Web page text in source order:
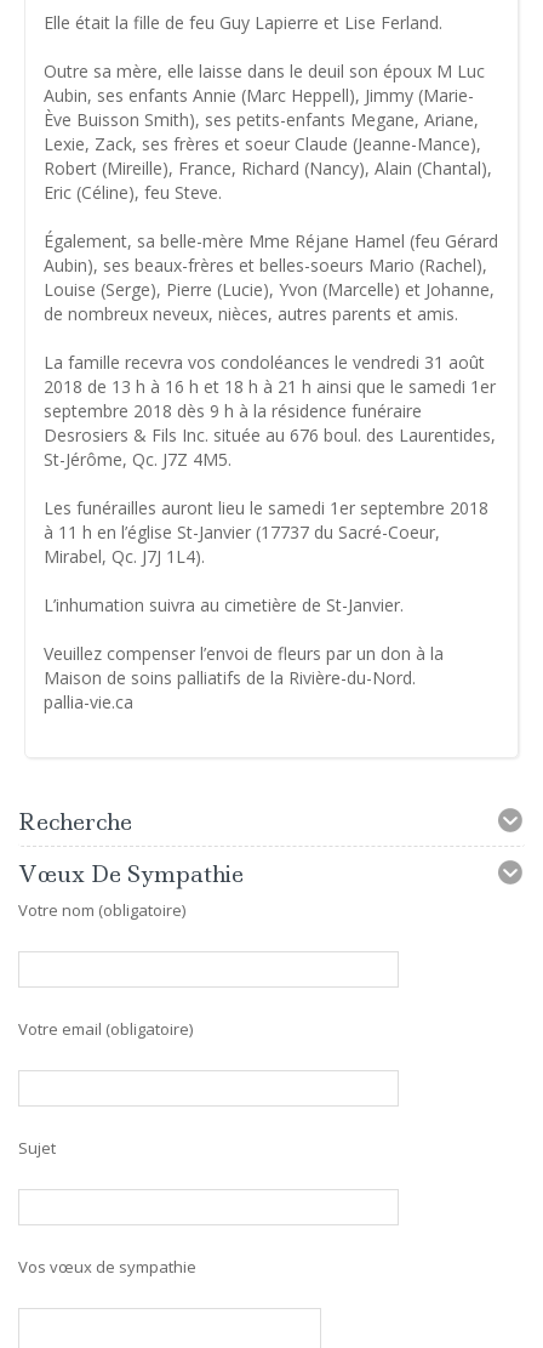
Elle était la fille de feu Guy Lapierre et Lise Ferland.
Outre sa mère, elle laisse dans le deuil son époux M Luc
Aubin, ses enfants Annie (Marc Heppell), Jimmy (Marie-
Ève Buisson Smith), ses petits-enfants Megane, Ariane,
Lexie, Zack, ses frères et soeur Claude (Jeanne-Mance),
Robert (Mireille), France, Richard (Nancy), Alain (Chantal),
Eric (Céline), feu Steve.
Également, sa belle-mère Mme Réjane Hamel (feu Gérard
Aubin), ses beaux-frères et belles-soeurs Mario (Rachel),
Louise (Serge), Pierre (Lucie), Yvon (Marcelle) et Johanne,
de nombreux neveux, nièces, autres parents et amis.
La famille recevra vos condoléances le vendredi 31 août
2018 de 13 h à 16 h et 18 h à 21 h ainsi que le samedi 1er
septembre 2018 dès 9 h à la résidence funéraire
Desrosiers & Fils Inc. située au 676 boul. des Laurentides,
St-Jérôme, Qc. J7Z 4M5.
Les funérailles auront lieu le samedi 1er septembre 2018
à 11 h en l’église St-Janvier (17737 du Sacré-Coeur,
Mirabel, Qc. J7J 1L4).
L’inhumation suivra au cimetière de St-Janvier.
Veuillez compenser l’envoi de fleurs par un don à la
Maison de soins palliatifs de la Rivière-du-Nord.
pallia-vie.ca
Recherche
Vœux De Sympathie
Votre nom (obligatoire)
Votre email (obligatoire)
Sujet
Vos vœux de sympathie